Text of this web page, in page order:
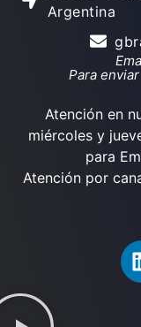
Argentina
Para
Atención en
miércoles y
para
Atención por